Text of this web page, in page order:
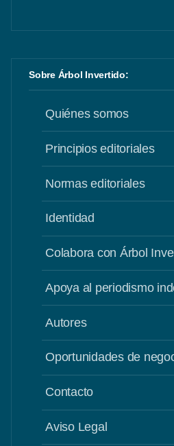
Sobre Árbol Invertido:
Quiénes somos
Principios editoriales
Normas editoriales
Identidad
Colabora con Árbol
Apoya al periodismo
Autores
Oportunidades de
Contacto
Aviso Legal